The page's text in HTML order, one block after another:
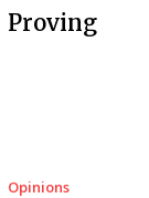
Proving
Opinions